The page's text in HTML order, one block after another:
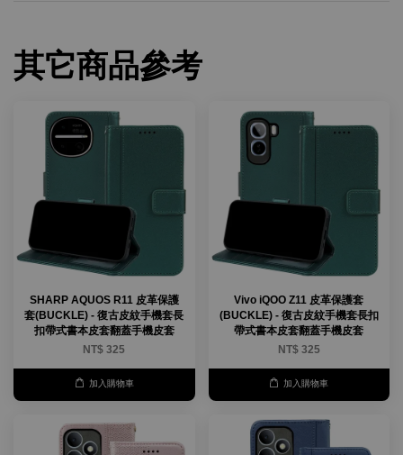
其它商品參考
SHARP AQUOS R11 皮革保護
套(BUCKLE) - 復古皮紋手機套長
扣帶式書本皮套翻蓋手機皮套
NT$ 325
加入購物車
Vivo iQOO Z11 皮革保護套
(BUCKLE) - 復古皮紋手機套長扣
帶式書本皮套翻蓋手機皮套
NT$ 325
加入購物車